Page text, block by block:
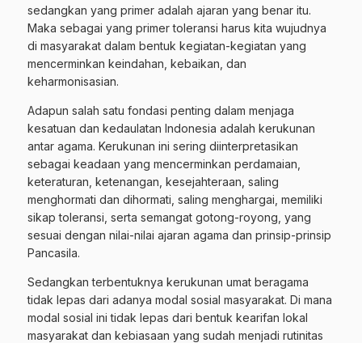
sedangkan yang primer adalah ajaran yang benar itu.
Maka sebagai yang primer toleransi harus kita wujudnya
di masyarakat dalam bentuk kegiatan-kegiatan yang
mencerminkan keindahan, kebaikan, dan
keharmonisasian.
Adapun salah satu fondasi penting dalam menjaga
kesatuan dan kedaulatan Indonesia adalah kerukunan
antar agama. Kerukunan ini sering diinterpretasikan
sebagai keadaan yang mencerminkan perdamaian,
keteraturan, ketenangan, kesejahteraan, saling
menghormati dan dihormati, saling menghargai, memiliki
sikap toleransi, serta semangat gotong-royong, yang
sesuai dengan nilai-nilai ajaran agama dan prinsip-prinsip
Pancasila.
Sedangkan terbentuknya kerukunan umat beragama
tidak lepas dari adanya modal sosial masyarakat. Di mana
modal sosial ini tidak lepas dari bentuk kearifan lokal
masyarakat dan kebiasaan yang sudah menjadi rutinitas